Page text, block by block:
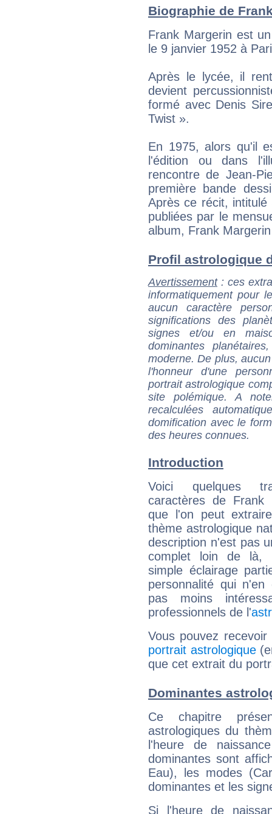
Biographie de
Frank Margerin est
le 9 janvier 1952 à
Après le lycée, il
devient
formé avec Denis
Twist ».
En 1975, alors qu'il
l'édition ou dans
rencontre de Jean-
première bande
Après ce récit,
publiées par le
album, Frank
Profil astrologique
Avertissement: ces
informatiquement pour
aucun caractère
significations des
signes et/ou en
dominantes
moderne. De plus,
l'honneur d'une
portrait astrologique
site polémique. A
recalculées
domification avec le
des heures connues.
Introduction
Voici quelques
caractères de Frank
que l'on peut
thème astrologique
description n'est pas
complet loin de là,
simple éclairage
personnalité qui n'en
pas moins
professionnels de l'
Vous pouvez
portrait astrologique
que cet extrait du
Dominantes
Ce chapitre
astrologiques du
l'heure de
dominantes sont
Eau), les modes
dominantes et les
Si l'heure de